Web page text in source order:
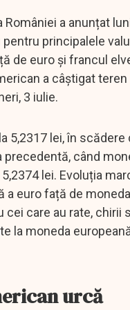
României a anunțat
principalele
de euro și francul
a câștigat
3 iulie.
5,2317 lei, în scădere
precedentă, când
lei. Evoluția
a euro față de
cei care au rate, chirii
la moneda
urcă